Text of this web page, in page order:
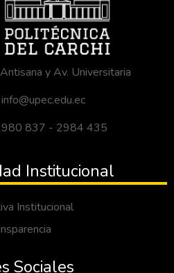
y Av. Universitaria
837 - 2984 435
Institucional
Institucional
Sociales